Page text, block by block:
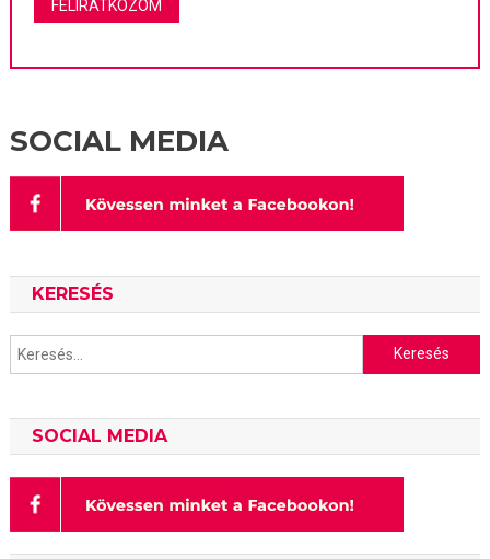
SOCIAL MEDIA
KERESÉS
Keresés:
SOCIAL MEDIA